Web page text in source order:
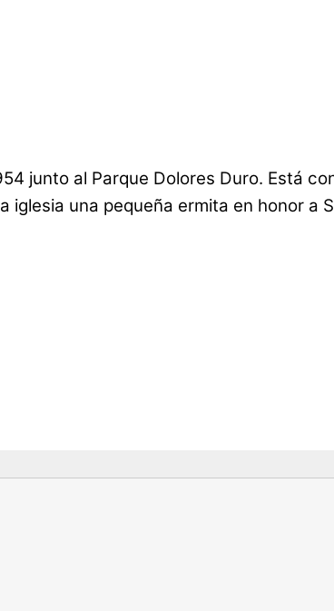
junto al Parque Dolores Duro. Está
una pequeña ermita en honor a